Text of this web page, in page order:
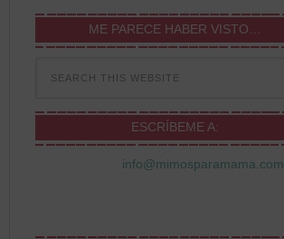
ME PARECE HABER VISTO…
ESCRÍBEME A:
info@mimosparamama.com